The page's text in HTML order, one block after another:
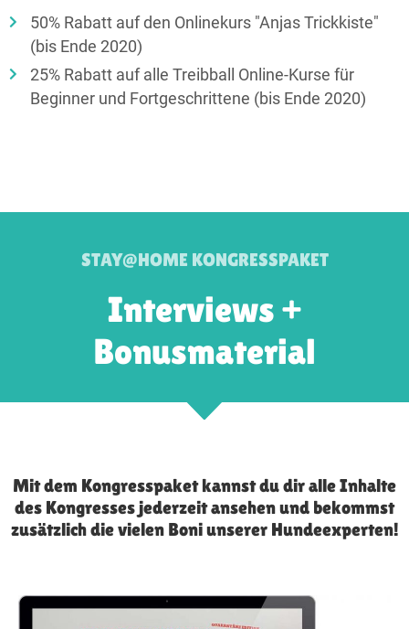
50% Rabatt auf den Onlinekurs "Anjas Trickkiste"
(bis Ende 2020)
25% Rabatt auf alle Treibball Online-Kurse für
Beginner und Fortgeschrittene (bis Ende 2020)
STAY@HOME KONGRESSPAKET
Interviews +
Bonusmaterial
Mit dem Kongresspaket kannst du dir alle Inhalte
des Kongresses jederzeit ansehen und bekommst
zusätzlich die vielen Boni unserer Hundeexperten!